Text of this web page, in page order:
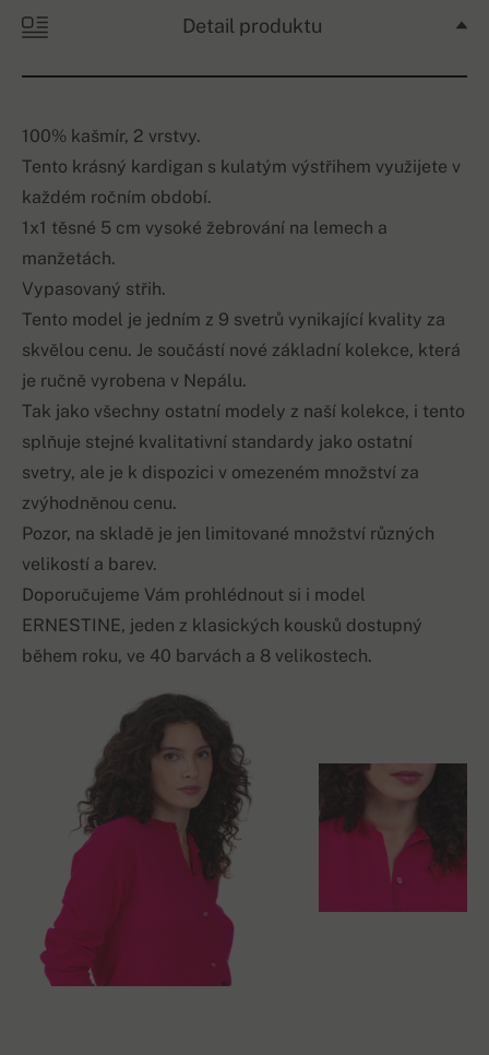
Detail produktu
100% kašmír, 2 vrstvy.
Tento krásný kardigan s kulatým výstřihem využijete v
každém ročním období.
1x1 těsné 5 cm vysoké žebrování na lemech a
manžetách.
Vypasovaný střih.
Tento model je jedním z 9 svetrů vynikající kvality za
skvělou cenu. Je součástí nové základní kolekce, která
je ručně vyrobena v Nepálu.
Tak jako všechny ostatní modely z naší kolekce, i tento
splňuje stejné kvalitativní standardy jako ostatní
svetry, ale je k dispozici v omezeném množství za
zvýhodněnou cenu.
Pozor, na skladě je jen limitované množství různých
velikostí a barev.
Doporučujeme Vám prohlédnout si i model
ERNESTINE, jeden z klasických kousků dostupný
během roku, ve 40 barvách a 8 velikostech.